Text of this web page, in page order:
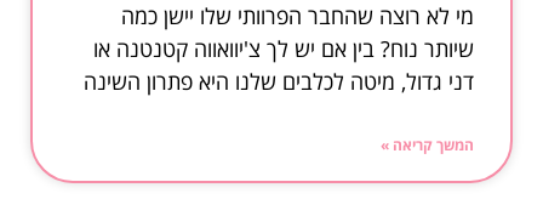
מי לא רוצה שהחבר הפרוותי שלו יישן כמה
שיותר נוח? בין אם יש לך צ'יוואווה קטנטנה או
דני גדול, מיטה לכלבים שלנו היא פתרון השינה
המשך קריאה »